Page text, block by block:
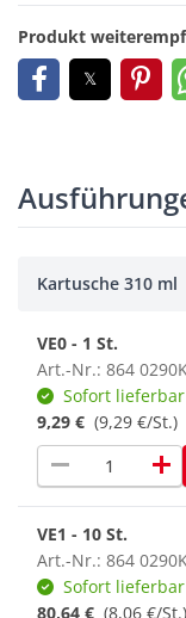
Produkt
Kartusche 310 ml
VE0 - 1 St.
Art.-Nr.: 864
Sofort lieferbar
9,29 € (9,29 €/St.)
remove add
VE1 - 10 St.
Art.-Nr.: 864
Sofort lieferbar
80,64 € (8,06 €/St.)